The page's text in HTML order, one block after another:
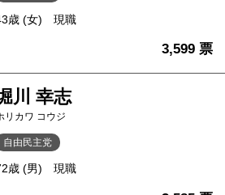
歳 (女) 現職
3,599 票
川 幸志
リカワ コウジ
自由民主党
歳 (男) 現職